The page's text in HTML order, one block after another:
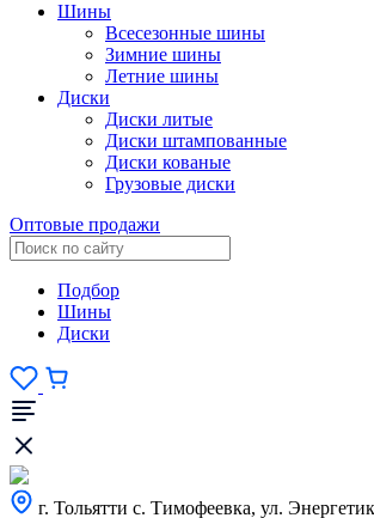
Шины
Всесезонные шины
Зимние шины
Летние шины
Диски
Диски литые
Диски штампованные
Диски кованые
Грузовые диски
Оптовые продажи
Подбор
Шины
Диски
г. Тольятти с. Тимофеевка, ул.